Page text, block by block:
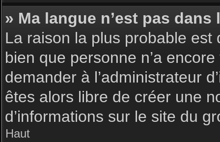
» Ma langue n’est pas dans
La raison la plus probable est
bien que personne n’a
demander à l’administrateur
êtes alors libre de créer une
d’informations sur le site du
Haut